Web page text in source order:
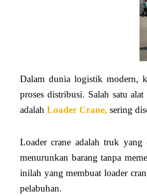
Dalam dunia logistik modern,
proses distribusi. Salah satu
adalah Loader Crane, sering
Loader crane adalah truk
menurunkan barang tanpa
inilah yang membuat loader
pelabuhan.